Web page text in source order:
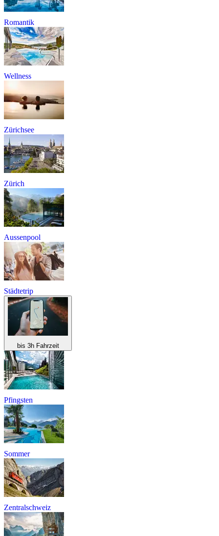
Romantik
Wellness
Zürichsee
Zürich
Aussenpool
Städtetrip
bis 3h Fahrzeit
Pfingsten
Sommer
Zentralschweiz